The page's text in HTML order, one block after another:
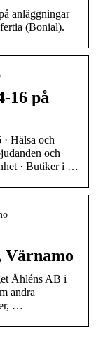
anläggningar
(Bonial).
16 på
Hälsa och
och
· Butiker i …
Värnamo
Åhléns AB i
andra
…